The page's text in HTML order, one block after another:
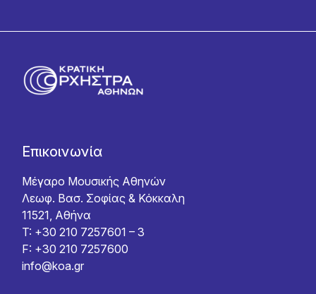
Επικοινωνία
Μέγαρο Μουσικής Αθηνών
Λεωφ. Βασ. Σοφίας & Κόκκαλη
11521, Αθήνα
T: +30 210 7257601 – 3
F: +30 210 7257600
info@koa.gr